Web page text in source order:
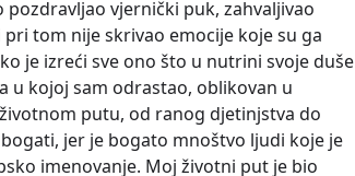
vjernički puk, zahvaljivao
tom nije skrivao emocije koje su ga
je izreći sve ono što u nutrini svoje duše
u kojoj sam odrastao, oblikovan u
putu, od ranog djetinjstva do
jer je bogato mnoštvo ljudi koje je
imenovanje. Moj životni put je bio